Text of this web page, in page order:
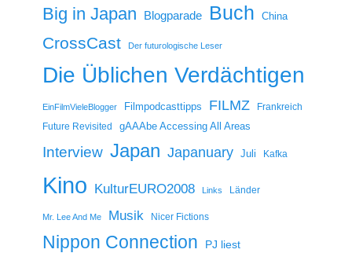
Big in Japan Blogparade Buch China
CrossCast Der futurologische Leser
Die Üblichen Verdächtigen
EinFilmVieleBlogger Filmpodcasttipps FILMZ
Frankreich
Future Revisited
gAAAbe Accessing All Areas
Interview Japan Japanuary Juli Kafka
Kino KulturEURO2008 Links Länder
Mr. Lee And Me Musik Nicer Fictions
Nippon Connection PJ liest